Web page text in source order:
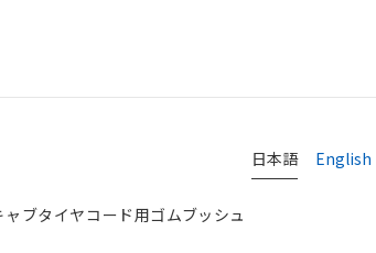
日本語 English
ブタイヤコード用ゴムブッシュ